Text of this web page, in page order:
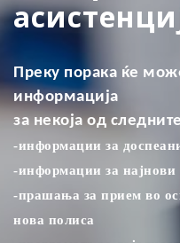
Преку порака ќе
информација
за некоја од
-информации за
-информации за најнови
-прашања за прием во
нова полиса